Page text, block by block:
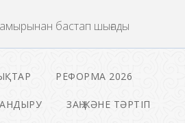
бастап шығады
РЕФОРМА 2026
ЗАҢ ЖӘНЕ ТӘРТІП